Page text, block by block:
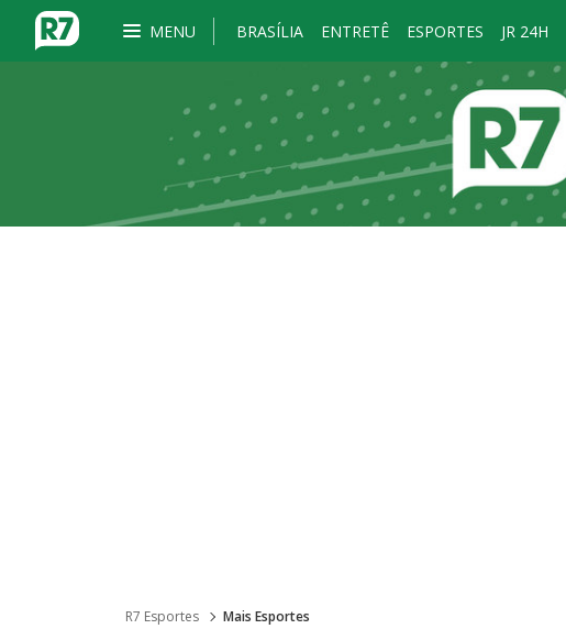
MENU BRASÍLIA ENTRETÊ ESPORTES JR 24H
R7 Esportes Mais Esportes